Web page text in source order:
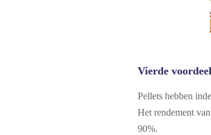
Vierde
Pellets hebben
Het rendement
90%.